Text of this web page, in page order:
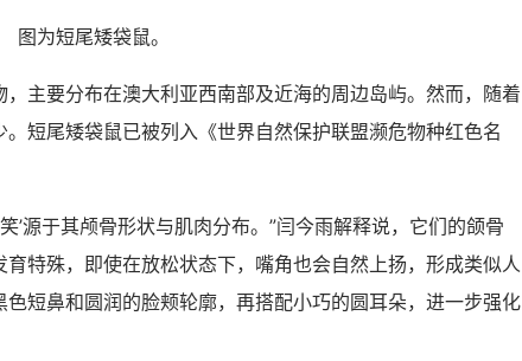
图为短尾矮袋鼠。
要分布在澳大利亚西南部及近海的周边岛屿。然而，随着
短尾矮袋鼠已被列入《世界自然保护联盟濒危物种红色名
源于其颅骨形状与肌肉分布。”闫今雨解释说，它们的颌骨
特殊，即使在放松状态下，嘴角也会自然上扬，形成类似人
短鼻和圆润的脸颊轮廓，再搭配小巧的圆耳朵，进一步强化